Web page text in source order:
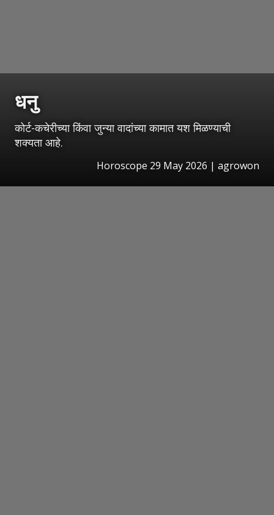
धनु
कोर्ट-कचेरीच्या किंवा जुन्या वादांच्या कामात यश मिळण्याची
शक्यता आहे.
Horoscope 29 May 2026 | agrowon